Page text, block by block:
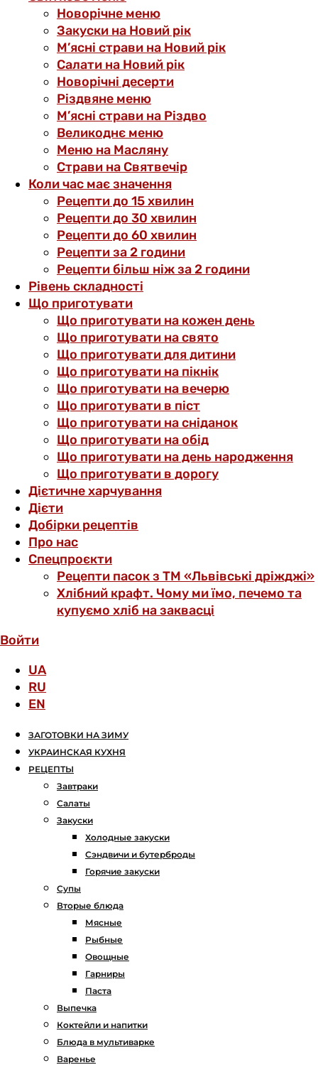
Новорічне меню
Закуски на Новий рік
М’ясні страви на Новий рік
Салати на Новий рік
Новорічні десерти
Різдвяне меню
М’ясні страви на Різдво
Великоднє меню
Меню на Масляну
Страви на Святвечір
Коли час має значення
Рецепти до 15 хвилин
Рецепти до 30 хвилин
Рецепти до 60 хвилин
Рецепти за 2 години
Рецепти більш ніж за 2 години
Рівень складності
Що приготувати
Що приготувати на кожен день
Що приготувати на свято
Що приготувати для дитини
Що приготувати на пікнік
Що приготувати на вечерю
Що приготувати в піст
Що приготувати на сніданок
Що приготувати на обід
Що приготувати на день народження
Що приготувати в дорогу
Дієтичне харчування
Дієти
Добірки рецептів
Про нас
Спецпроєкти
Рецепти пасок з ТМ «Львівські дріжджі»
Хлібний крафт. Чому ми їмо, печемо та
купуємо хліб на заквасці
Войти
UA
RU
EN
ЗАГОТОВКИ НА ЗИМУ
УКРАИНСКАЯ КУХНЯ
РЕЦЕПТЫ
Завтраки
Салаты
Закуски
Холодные закуски
Сэндвичи и бутерброды
Горячие закуски
Супы
Вторые блюда
Мясные
Рыбные
Овощные
Гарниры
Паста
Выпечка
Коктейли и напитки
Блюда в мультиварке
Варенье